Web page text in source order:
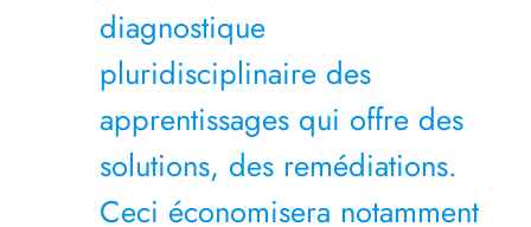
diagnostique
pluridisciplinaire des
apprentissages qui offre des
solutions, des remédiations.
Ceci économisera notamment